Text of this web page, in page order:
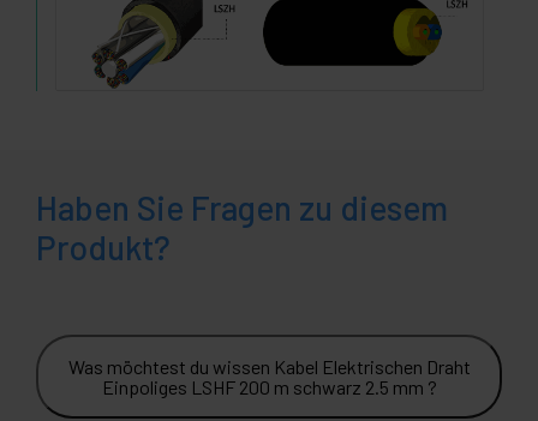
Haben Sie Fragen zu diesem
Produkt?
Was möchtest du wissen Kabel Elektrischen Draht
Einpoliges LSHF 200 m schwarz 2.5 mm ?